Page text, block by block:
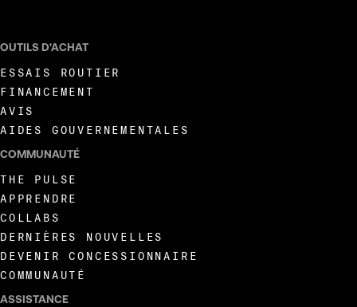
OUTILS D'ACHAT
ESSAIS ROUTIER
FINANCEMENT
AVIS
AIDES GOUVERNEMENTALES
COMMUNAUTÉ
THE PULSE
APPRENDRE
COLLABS
DERNIÈRES NOUVELLES
DEVENIR CONCESSIONNAIRE
COMMUNAUTÉ
ASSISTANCE